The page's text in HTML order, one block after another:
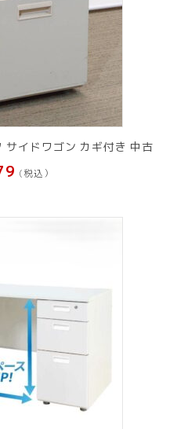
イドワゴン カギ付き 中古
(税込）